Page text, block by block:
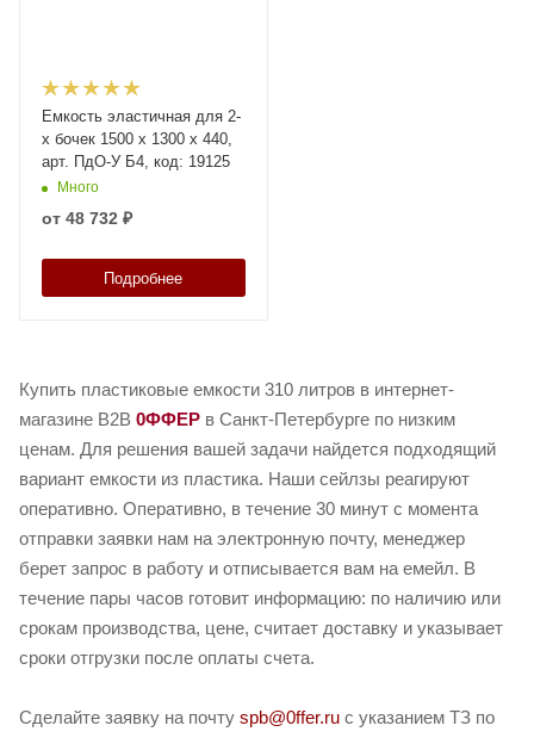
Емкость эластичная для 2-
х бочек 1500 х 1300 х 440,
арт. ПдО-У Б4, код: 19125
Много
от 48 732 ₽
Подробнее
Купить пластиковые емкости 310 литров в интернет-
магазине B2B 0ФФЕР в Санкт-Петербурге по низким
ценам. Для решения вашей задачи найдется подходящий
вариант емкости из пластика. Наши сейлзы реагируют
оперативно. Оперативно, в течение 30 минут с момента
отправки заявки нам на электронную почту, менеджер
берет запрос в работу и отписывается вам на емейл. В
течение пары часов готовит информацию: по наличию или
срокам производства, цене, считает доставку и указывает
сроки отгрузки после оплаты счета.
Сделайте заявку на почту spb@0ffer.ru с указанием ТЗ по